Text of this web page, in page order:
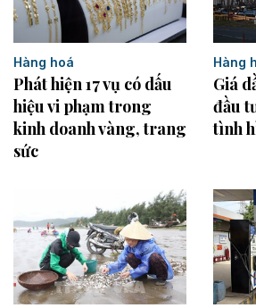
Hàng hoá
Phát hiện 17 vụ có dấu
hiệu vi phạm trong
kinh doanh vàng, trang
sức
Hàng
Giá
đầu
tình